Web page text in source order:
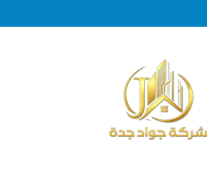
الفرق بين عزل الخزانات الأرضية والعلوية بجدة
عزل ايبوكسي للخزانات بجدة
الفرق بين عزل الخزانات الأرضية والعلوية بجدة
ضرورة عزل الخزانات بجدة